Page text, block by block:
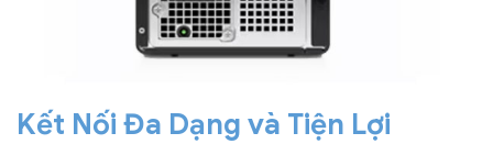
Kết Nối Đa Dạng và Tiện Lợi